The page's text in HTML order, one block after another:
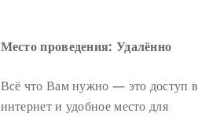
Место проведения: Удалённо
Всё что Вам нужно — это доступ в
интернет и удобное место для